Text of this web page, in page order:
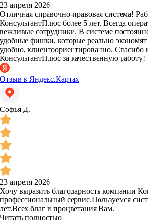
23 апреля 2026
Отличная справочно-правовая система!
КонсультантПлюс более 5 лет. Всегда
вежливые сотрудники. В системе
удобные фишки, которые реально
удобно, клиентоориентированно. Спасибо
КонсультантПлюс за качественную работу!
Отзыв в Яндекс.Картах
Софья Д.
23 апреля 2026
Хочу выразить благодарность компании
профессиональный сервис.Пользуемся
лет.Всех благ и процветания Вам.
Читать полностью